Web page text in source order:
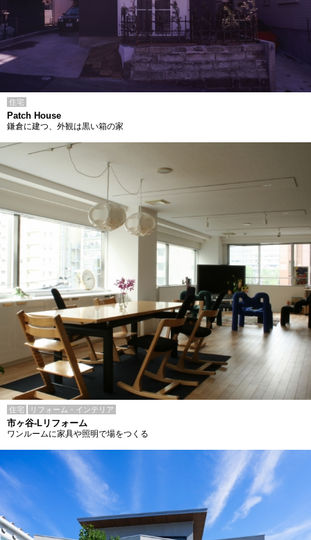
住宅
Patch House
鎌倉に建つ、外観は黒い箱の家
住宅 リフォーム・インテリア
市ヶ谷-Lリフォーム
ワンルームに家具や照明で場をつくる